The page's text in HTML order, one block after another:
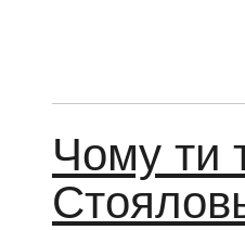
Чому ти